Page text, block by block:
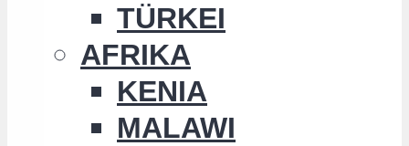
TÜRKEI
AFRIKA
KENIA
MALAWI